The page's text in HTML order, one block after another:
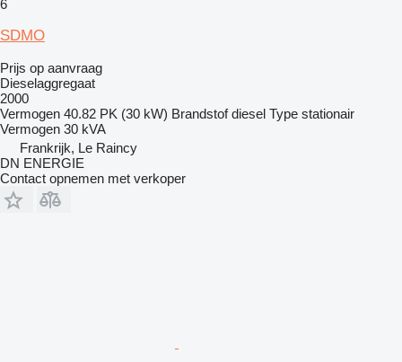
6
SDMO
Prijs op aanvraag
Dieselaggregaat
2000
Vermogen 40.82 PK (30 kW) Brandstof diesel Type stationair
Vermogen 30 kVA
Frankrijk, Le Raincy
DN ENERGIE
Contact opnemen met verkoper